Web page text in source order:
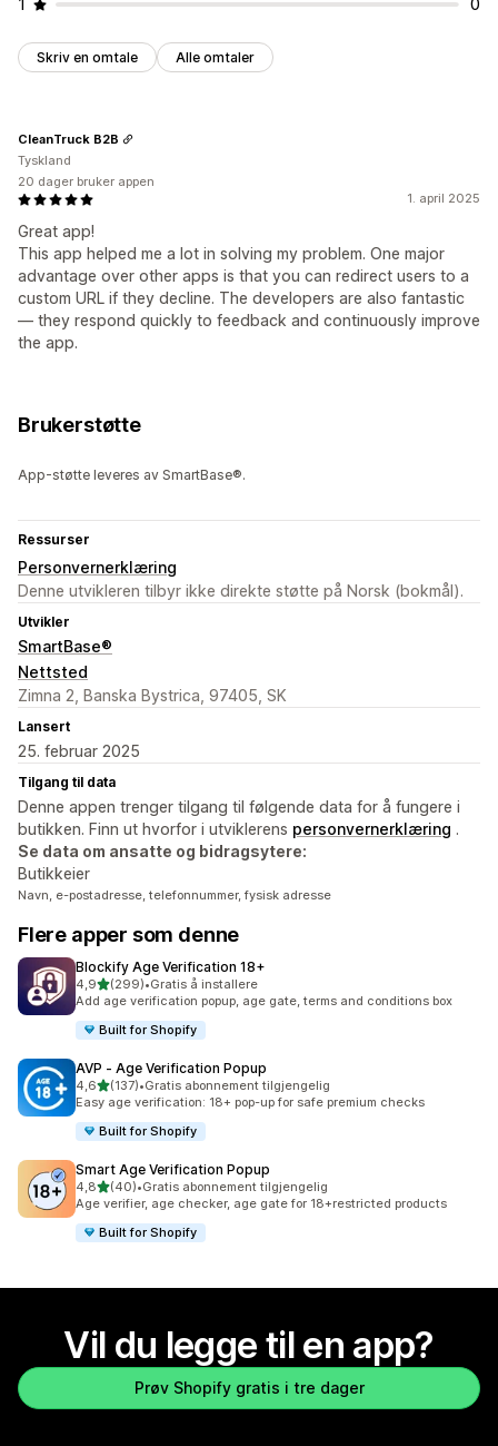
1 0
Skriv en omtale Alle omtaler
1. april 2025
Great app!
This app helped me a lot in solving my problem. One major
advantage over other apps is that you can redirect users to a
custom URL if they decline. The developers are also fantastic
— they respond quickly to feedback and continuously improve
the app.
CleanTruck B2B
Tyskland
20 dager bruker appen
Brukerstøtte
App-støtte leveres av SmartBase®.
Ressurser
Personvernerklæring
Denne utvikleren tilbyr ikke direkte støtte på Norsk (bokmål).
Utvikler
SmartBase®
Nettsted
Zimna 2, Banska Bystrica, 97405, SK
Lansert
25. februar 2025
Tilgang til data
Denne appen trenger tilgang til følgende data for å fungere i
butikken. Finn ut hvorfor i utviklerens personvernerklæring .
Se data om ansatte og bidragsytere:
Butikkeier
Navn, e-postadresse, telefonnummer, fysisk adresse
Flere apper som denne
Blockify Age Verification 18+
4,9av 5 stjerner
(299)
Totalt 299 omtaler
•Gratis å installere
Add age verification popup, age gate, terms and conditions box
Built for Shopify
AVP ‑ Age Verification Popup
4,6av 5 stjerner
(137)
Totalt 137 omtaler
•Gratis abonnement tilgjengelig
Easy age verification: 18+ pop-up for safe premium checks
Built for Shopify
Smart Age Verification Popup
4,8av 5 stjerner
(40)
Totalt 40 omtaler
•Gratis abonnement tilgjengelig
Age verifier, age checker, age gate for 18+restricted products
Built for Shopify
Vil du legge til en app?
Prøv Shopify gratis i tre dager